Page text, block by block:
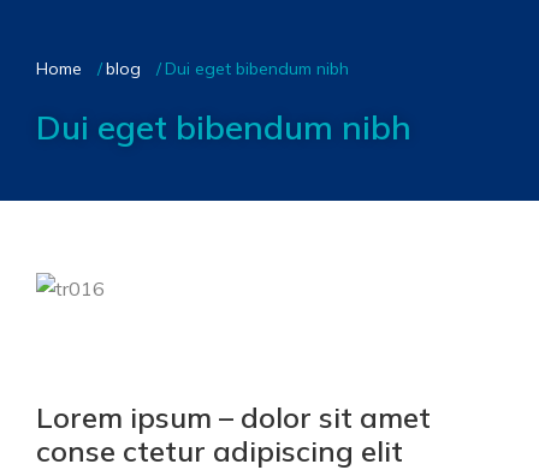
You are here:
Home blog Dui eget bibendum nibh
Dui eget bibendum nibh
Lorem ipsum – dolor sit amet
conse ctetur adipiscing elit